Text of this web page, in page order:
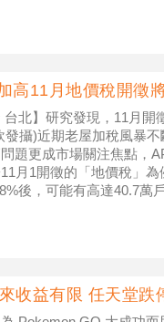
高11月地價稅開徵
台北】研究發現，11月
發攝)近期老屋加稅風暴
題更成市場關注焦點，
月1開徵的「地價稅」
後，可能有高達40.7萬
收益有限 任天堂跌